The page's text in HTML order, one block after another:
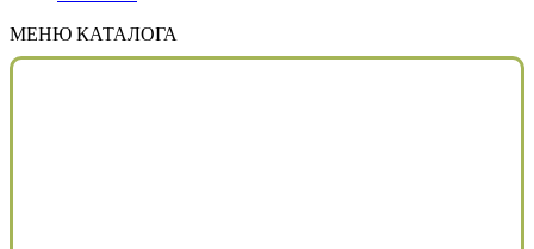
МЕНЮ КАТАЛОГА